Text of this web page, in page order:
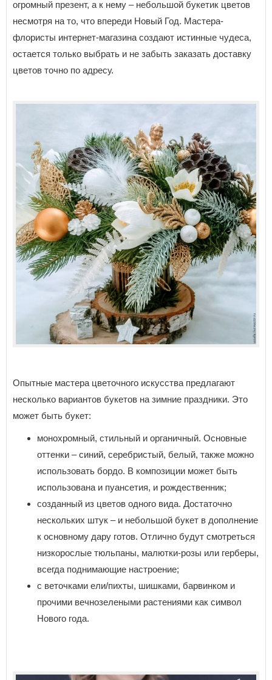
огромный презент, а к нему – небольшой букетик цветов
несмотря на то, что впереди Новый Год. Мастера-
флористы интернет-магазина создают истинные чудеса,
остается только выбрать и не забыть заказать доставку
цветов точно по адресу.
Опытные мастера цветочного искусства предлагают
несколько вариантов букетов на зимние праздники. Это
может быть букет:
монохромный, стильный и органичный. Основные
оттенки – синий, серебристый, белый, также можно
использовать бордо. В композиции может быть
использована и пуансетия, и рождественник;
созданный из цветов одного вида. Достаточно
нескольких штук – и небольшой букет в дополнение
к основному дару готов. Отлично будут смотреться
низкорослые тюльпаны, малютки-розы или герберы,
всегда поднимающие настроение;
с веточками ели/пихты, шишками, барвинком и
прочими вечнозелеными растениями как символ
Нового года.